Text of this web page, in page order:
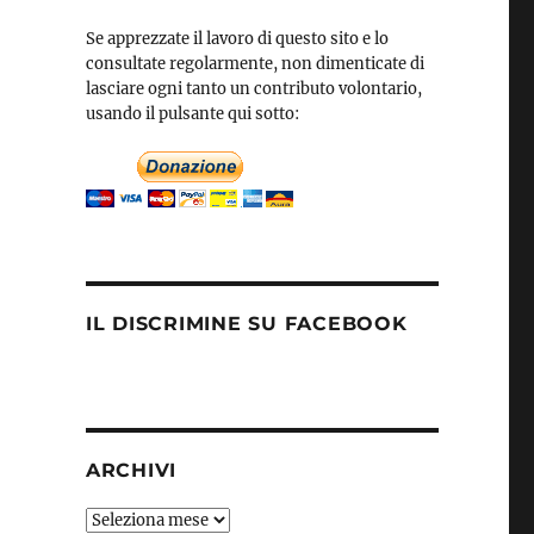
Se apprezzate il lavoro di questo sito e lo
consultate regolarmente, non dimenticate di
lasciare ogni tanto un contributo volontario,
usando il pulsante qui sotto:
IL DISCRIMINE SU FACEBOOK
ARCHIVI
Archivi